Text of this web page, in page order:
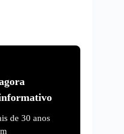
de 30 anos